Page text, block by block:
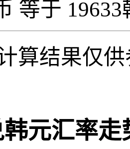
等于
算结果仅
元汇率走